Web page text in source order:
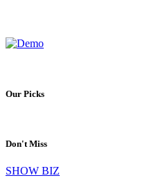
Our Picks
Don't Miss
SHOW BIZ